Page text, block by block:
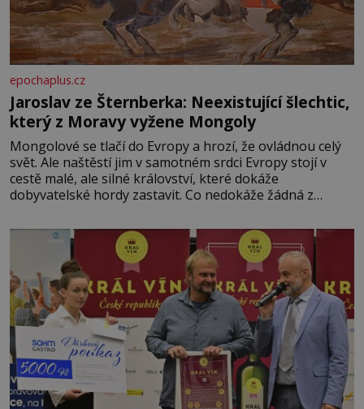
epochaplus.cz
Jaroslav ze Šternberka: Neexistující šlechtic,
který z Moravy vyžene Mongoly
Mongolové se tlačí do Evropy a hrozí, že ovládnou celý
svět. Ale naštěstí jim v samotném srdci Evropy stojí v
cestě malé, ale silné království, které dokáže
dobyvatelské hordy zastavit. Co nedokáže žádná z
král. Nebo že by ne? Mongolové od roku 1223 postupují
podél Kaspického a Azovského moře,